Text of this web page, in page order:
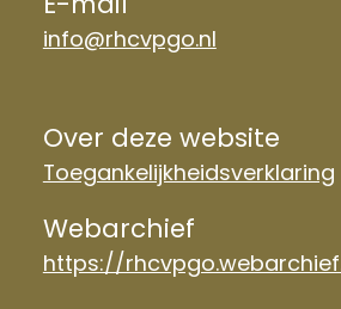
info@rhcvpgo.nl
Over deze website
Toegankelijkheidsverklaring
Webarchief
https://